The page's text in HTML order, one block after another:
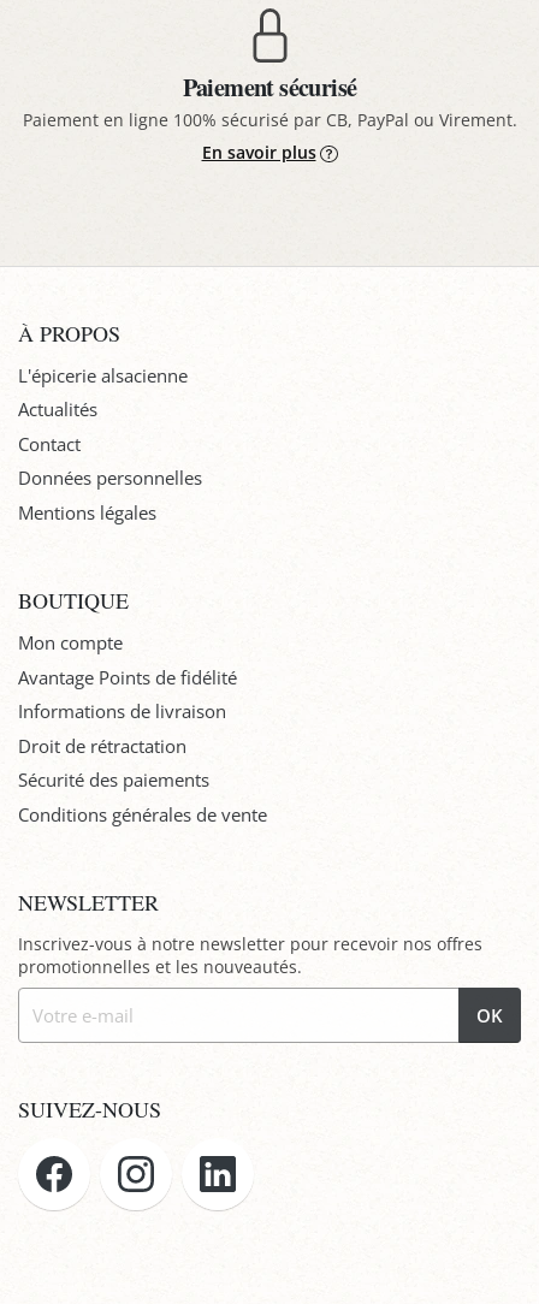
Paiement sécurisé
Paiement en ligne 100% sécurisé par CB, PayPal ou Virement.
En savoir plus
À PROPOS
L'épicerie alsacienne
Actualités
Contact
Données personnelles
Mentions légales
BOUTIQUE
Mon compte
Avantage Points de fidélité
Informations de livraison
Droit de rétractation
Sécurité des paiements
Conditions générales de vente
NEWSLETTER
Inscrivez-vous à notre newsletter pour recevoir nos offres
promotionnelles et les nouveautés.
OK
SUIVEZ-NOUS